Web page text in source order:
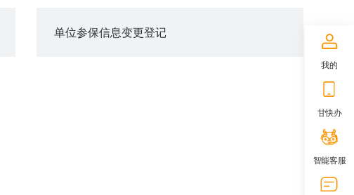
单位参保信息变更登记
我的
甘快办
智能客服